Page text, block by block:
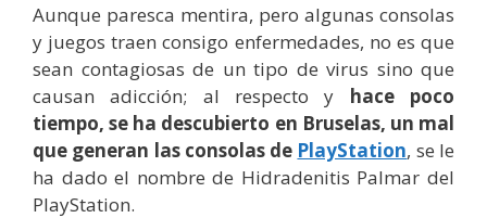
Aunque paresca mentira, pero algunas consolas
y juegos traen consigo enfermedades, no es que
sean contagiosas de un tipo de virus sino que
causan adicción; al respecto y hace poco
tiempo, se ha descubierto en Bruselas, un mal
que generan las consolas de PlayStation, se le
ha dado el nombre de Hidradenitis Palmar del
PlayStation.